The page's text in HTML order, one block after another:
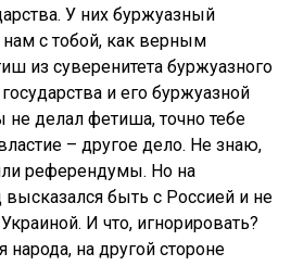
У них буржуазный
нам с тобой, как верным
из суверенитета буржуазного
и его буржуазной
не делал фетиша, точно тебе
– другое дело. Не знаю,
референдумы. Но на
высказался быть с Россией и не
И что, игнорировать?
народа, на другой стороне